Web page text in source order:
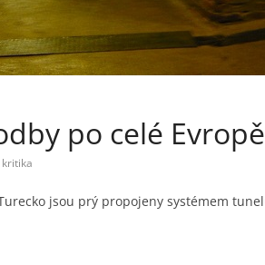
po celé
kritika
jsou prý propojeny systémem